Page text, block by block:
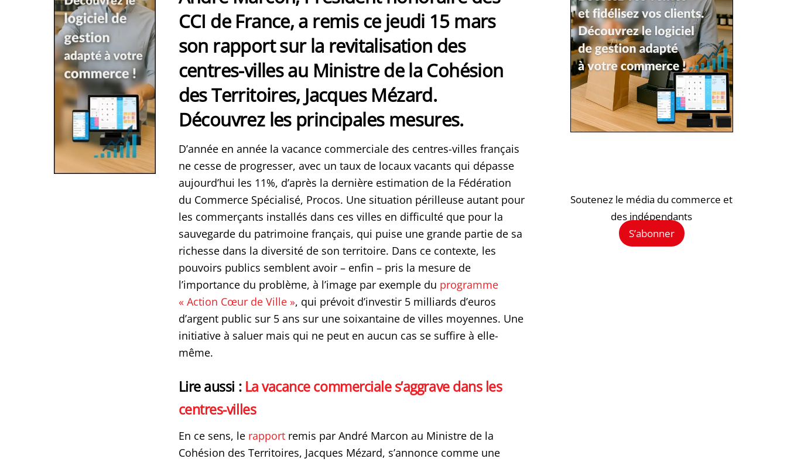
CCI de France, a remis ce jeudi 15 mars
son rapport sur la revitalisation des
centres-villes au Ministre de la Cohésion
des Territoires, Jacques Mézard.
Découvrez les principales mesures.
D’année en année la vacance commerciale des centres-villes français
ne cesse de progresser, avec un taux de locaux vacants qui dépasse
aujourd’hui les 11%, d’après la dernière estimation de la Fédération
du Commerce Spécialisé, Procos. Une situation périlleuse autant pour
les commerçants installés dans ces villes en difficulté que pour la
sauvegarde du patrimoine français, qui puise une grande partie de sa
richesse dans la diversité de son territoire. Dans ce contexte, les
pouvoirs publics semblent avoir – enfin – pris la mesure de
l’importance du problème, à l’image par exemple du programme
« Action Cœur de Ville », qui prévoit d’investir 5 milliards d’euros
d’argent public sur 5 ans sur une soixantaine de villes moyennes. Une
initiative à saluer mais qui ne peut en aucun cas se suffire à elle-
même.
Lire aussi : La vacance commerciale s’aggrave dans les
centres-villes
En ce sens, le rapportremis par André Marcon au Ministre de la
Cohésion des Territoires, Jacques Mézard, s’annonce comme une
Soutenez le média du commerce et
des indépendants
S’abonner